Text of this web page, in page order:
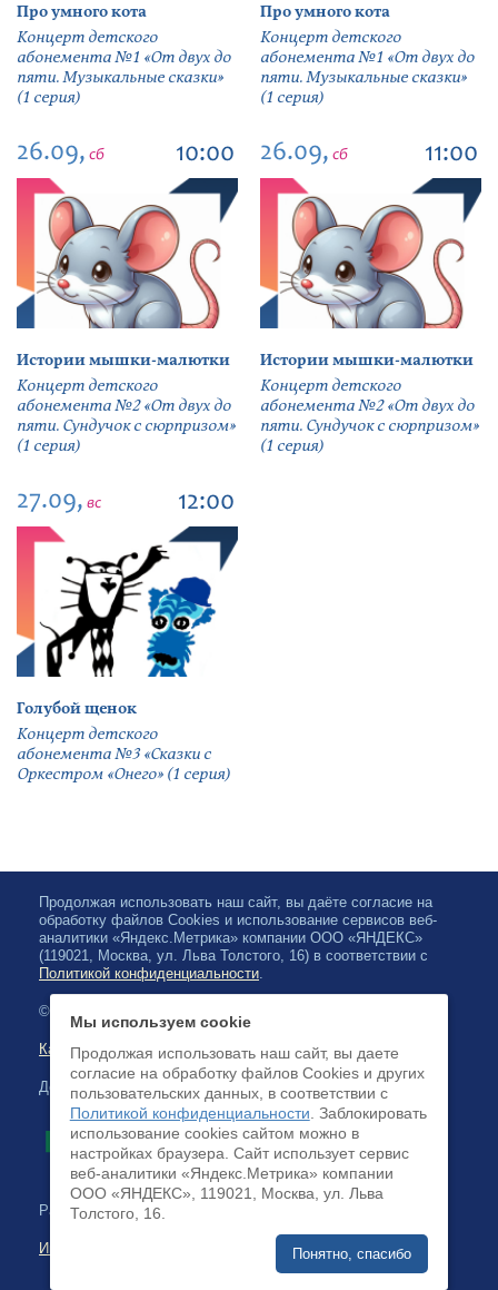
Про умного кота
Концерт детского
абонемента №1 «От двух до
пяти. Музыкальные сказки»
(1 серия)
Про умного кота
Концерт детского
абонемента №1 «От двух до
пяти. Музыкальные сказки»
(1 серия)
26.09, сб 10:00
Истории мышки-малютки
Концерт детского
абонемента №2 «От двух до
пяти. Сундучок с сюрпризом»
(1 серия)
26.09, сб 11:00
Истории мышки-малютки
Концерт детского
абонемента №2 «От двух до
пяти. Сундучок с сюрпризом»
(1 серия)
27.09, вс 12:00
Голубой щенок
Концерт детского
абонемента №3 «Сказки с
Оркестром «Онего» (1 серия)
Продолжая использовать наш сайт, вы даёте согласие на
обработку файлов Cookies и использование сервисов веб-
аналитики «Яндекс.Метрика» компании ООО «ЯНДЕКС»
(119021, Москва, ул. Льва Толстого, 16) в соответствии с
Политикой конфиденциальности.
© 2026, Карельская Государственная филармония
Карта сайта
Доступна оплата банковскими картами
Разработка сайта:
Интернет-бизнес-системы
Мы используем cookie
Продолжая использовать наш сайт, вы даете
согласие на обработку файлов Cookies и других
пользовательских данных, в соответствии с
Политикой конфиденциальности . Заблокировать
использование cookies сайтом можно в
настройках браузера. Cайт использует сервис
веб-аналитики «Яндекс.Метрика» компании
ООО «ЯНДЕКС», 119021, Москва, ул. Льва
Толстого, 16.
Понятно, спасибо